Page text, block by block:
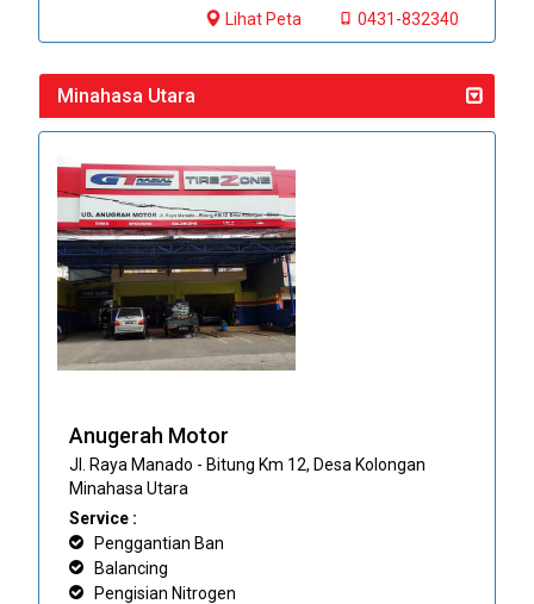
0431-832340
Lihat Peta
Minahasa Utara
Anugerah Motor
Jl. Raya Manado - Bitung Km 12, Desa Kolongan
Minahasa Utara
Service :
Penggantian Ban
Balancing
Pengisian Nitrogen